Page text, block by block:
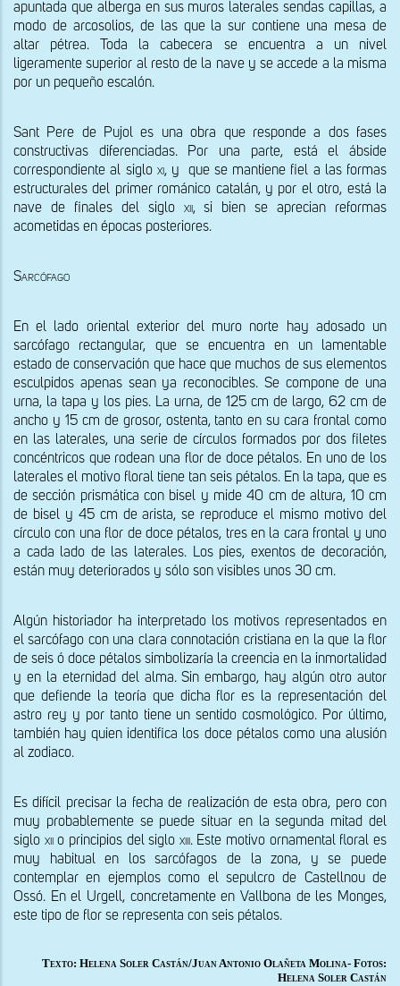
apuntada que alberga en sus muros laterales sendas capillas, a
modo de arcosolios, de las que la sur contiene una mesa de
altar pétrea. Toda la cabecera se encuentra a un nivel
ligeramente superior al resto de la nave y se accede a la misma
por un pequeño escalón.
Sant Pere de Pujol es una obra que responde a dos fases
constructivas diferenciadas. Por una parte, está el ábside
correspondiente al siglo xi, y  que se mantiene fiel a las formas
estructurales del primer románico catalán, y por el otro, está la
nave de finales del siglo xii, si bien se aprecian reformas
acometidas en épocas posteriores.
Sarcófago
En el lado oriental exterior del muro norte hay adosado un
sarcófago rectangular, que se encuentra en un lamentable
estado de conservación que hace que muchos de sus elementos
esculpidos apenas sean ya reconocibles. Se compone de una
urna, la tapa y los pies. La urna, de 125 cm de largo, 62 cm de
ancho y 15 cm de grosor, ostenta, tanto en su cara frontal como
en las laterales, una serie de círculos formados por dos filetes
concéntricos que rodean una flor de doce pétalos. En uno de los
laterales el motivo floral tiene tan seis pétalos. En la tapa, que es
de sección prismática con bisel y mide 40 cm de altura, 10 cm
de bisel y 45 cm de arista, se reproduce el mismo motivo del
círculo con una flor de doce pétalos, tres en la cara frontal y uno
a cada lado de las laterales. Los pies, exentos de decoración,
están muy deteriorados y sólo son visibles unos 30 cm.
Algún historiador ha interpretado los motivos representados en
el sarcófago con una clara connotación cristiana en la que la flor
de seis ó doce pétalos simbolizaría la creencia en la inmortalidad
y en la eternidad del alma. Sin embargo, hay algún otro autor
que defiende la teoría que dicha flor es la representación del
astro rey y por tanto tiene un sentido cosmológico. Por último,
también hay quien identifica los doce pétalos como una alusión
al zodiaco.
Es difícil precisar la fecha de realización de esta obra, pero con
muy probablemente se puede situar en la segunda mitad del
siglo xii o principios del siglo xiii. Este motivo ornamental floral es
muy habitual en los sarcófagos de la zona, y se puede
contemplar en ejemplos como el sepulcro de Castellnou de
Ossó. En el Urgell, concretamente en Vallbona de les Monges,
este tipo de flor se representa con seis pétalos.
Texto: Helena Soler Castán/Juan Antonio Olañeta Molina- Fotos:
Helena Soler Castán